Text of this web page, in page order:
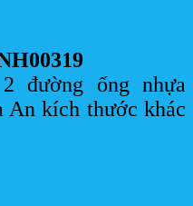
đường ống nhựa
An kích thước khác